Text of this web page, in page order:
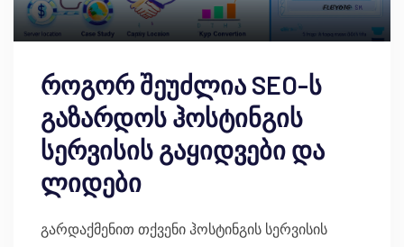
როგორ შეუძლია SEO-ს
გაზარდოს ჰოსტინგის
სერვისის გაყიდვები და
ლიდები
გარდაქმენით თქვენი ჰოსტინგის სერვისის